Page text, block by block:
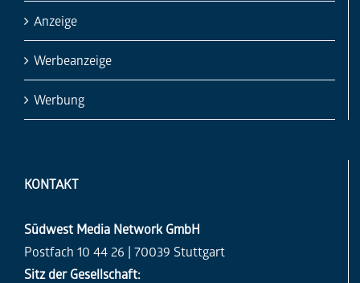
Anzeige
Werbeanzeige
Werbung
KONTAKT
Südwest Media Network GmbH
Postfach 10 44 26 | 70039 Stuttgart
Sitz der Gesellschaft: